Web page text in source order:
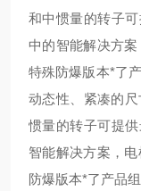
和中惯量的转子
中的智能解决方
特殊防爆版本*了产
动态性、紧凑的
惯量的转子可提
智能解决方案，
防爆版本*了产品组